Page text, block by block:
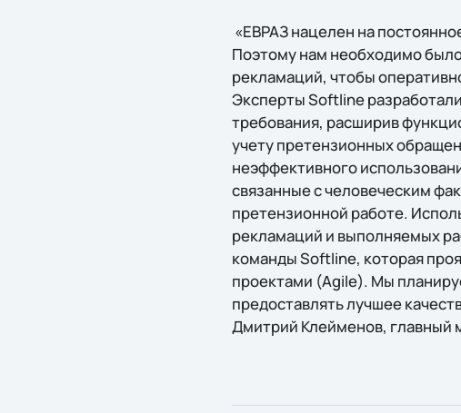
«ЕВРАЗ нацелен на
Поэтому нам необходимо
рекламаций, чтобы
Эксперты Softline
требования, расширив
учету претензионных
неэффективного
связанные с человеческим
претензионной работе.
рекламаций и выполняемых
команды Softline, которая
проектами (Agile). Мы
предоставлять лучшее
Дмитрий Клейменов, главный